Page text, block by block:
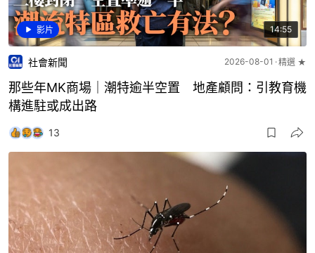
影片 14:55
社會新聞 2026-08-01 精選 ★
那些年MK商場｜潮特逾半空置 地產顧問：引教育機
構進駐或成出路
13